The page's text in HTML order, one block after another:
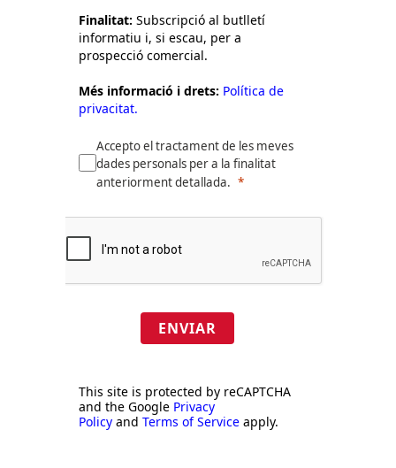
Finalitat: Subscripció al butlletí
informatiu i, si escau, per a
prospecció comercial.
Més informació i drets: Política de
privacitat.
Accepto el tractament de les meves
dades personals per a la finalitat
anteriorment detallada.
ENVIAR
This site is protected by reCAPTCHA
and the Google Privacy
Policy and Terms of Service apply.